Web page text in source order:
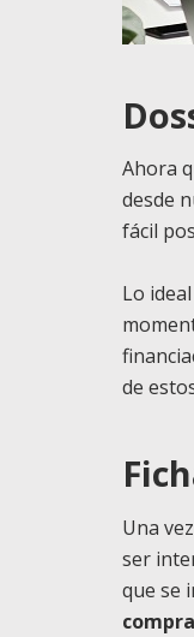
Ahora
desde
fácil
Lo
de
Una
ser
que se